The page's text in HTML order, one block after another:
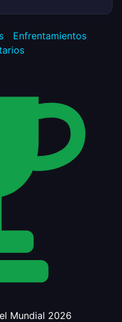
Enfrentamientos
Mundial 2026